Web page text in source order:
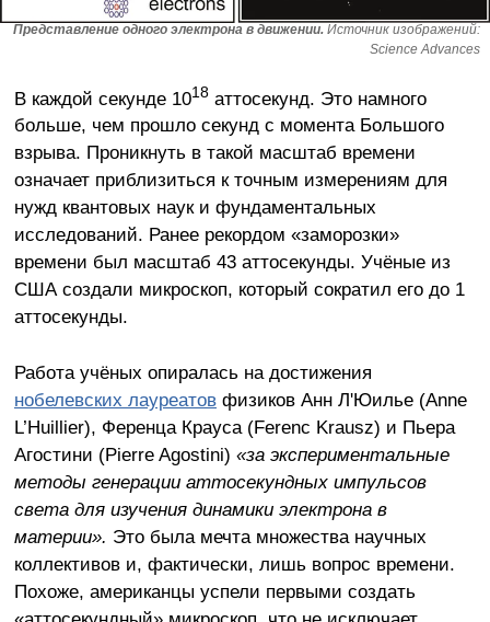
Представление одного электрона в движении. Источник изображений:
Science Advances
В каждой секунде 1018аттосекунд. Это намного
больше, чем прошло секунд с момента Большого
взрыва. Проникнуть в такой масштаб времени
означает приблизиться к точным измерениям для
нужд квантовых наук и фундаментальных
исследований. Ранее рекордом «заморозки»
времени был масштаб 43 аттосекунды. Учёные из
США создали микроскоп, который сократил его до 1
аттосекунды.
Работа учёных опиралась на достижения
нобелевских лауреатовфизиков Анн Л'Юилье (Anne
L’Huillier), Ференца Крауса (Ferenc Krausz) и Пьера
Агостини (Pierre Agostini) «за экспериментальные
методы генерации аттосекундных импульсов
света для изучения динамики электрона в
материи». Это была мечта множества научных
коллективов и, фактически, лишь вопрос времени.
Похоже, американцы успели первыми создать